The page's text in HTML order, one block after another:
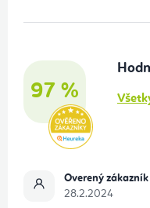
97 %
Overený zákazník
28.2.2024